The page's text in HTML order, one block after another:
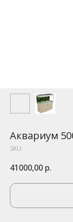
Аквариум
SKU:
41000,00 р.